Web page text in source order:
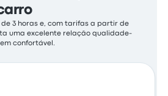
3 horas e, com tarifas a partir de
uma excelente relação qualidade-
confortável.